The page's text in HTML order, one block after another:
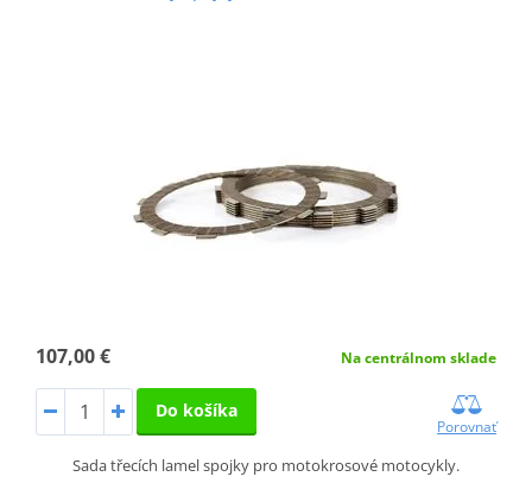
107,00 € Na centrálnom sklade
Do košíka
Porovnať
Sada třecích lamel spojky pro motokrosové motocykly.